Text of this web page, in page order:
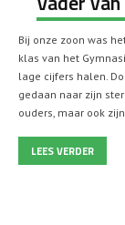
Bij onze zoon was
klas van het
lage cijfers halen.
gedaan naar zijn
ouders, maar ook
LEES VERDER